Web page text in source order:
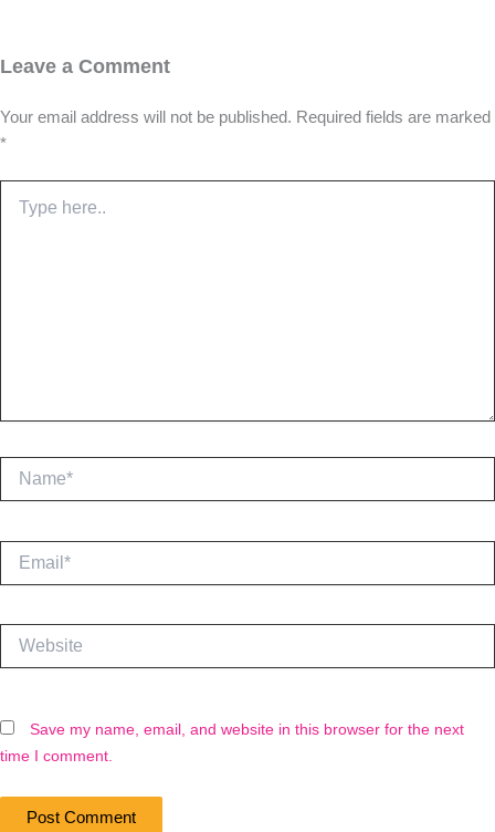
Leave a Comment
Your email address will not be published. Required fields are marked
*
here..
Name*
Website
Save my name, email, and website in this browser for the next
time I comment.